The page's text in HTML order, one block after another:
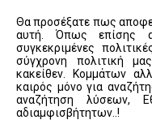
Θα προσέξατε πως
αυτή. Όπως επίσης
συγκεκριμένες
σύγχρονη πολιτική
κακείθεν. Κομμάτων
καιρός μόνο για
αναζήτηση λύσεων,
αδιαμφισβήτητων..!